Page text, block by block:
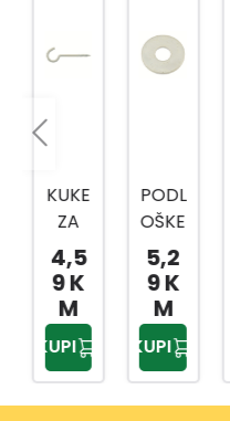
KUKE
ZA
LUST
ER
80M
M
4KO
M
FI4,7
4,5
9 K
M
KUPI
PODL
OŠKE
M12
5KO
M
DIN
9021
POCI
NČA
5,2
9 K
M
KUPI